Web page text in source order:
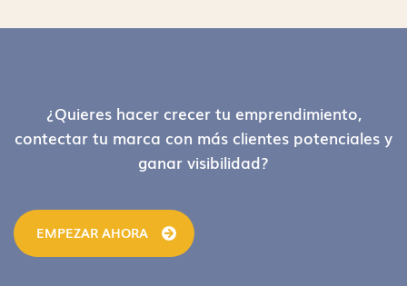
Footer¿Quieres hacer crecer tu emprendimiento,
contectar tu marca con más clientes potenciales y
ganar visibilidad?
EMPEZAR AHORA